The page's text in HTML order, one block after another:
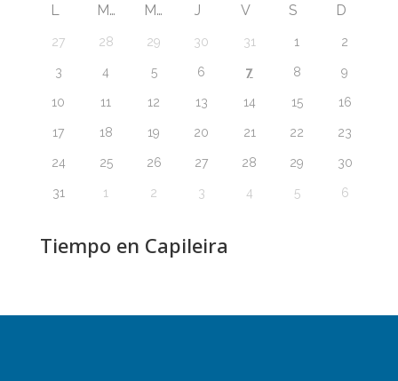
L M M J V S D
27 28 29 30 31 1 2
3 4 5 6 7 8 9
10 11 12 13 14 15 16
17 18 19 20 21 22 23
24 25 26 27 28 29 30
31 1 2 3 4 5 6
Tiempo en Capileira